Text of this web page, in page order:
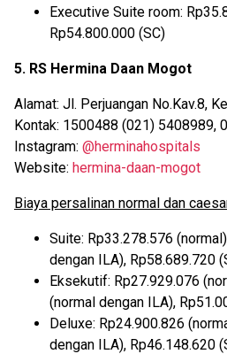
Executive Suite room:
Rp54.800.000 (SC)
5. RS Hermina Daan Mogot
Alamat: Jl. Perjuangan No.Kav.8,
Kontak: 1500488 (021) 5408989,
Instagram: @herminahospitals
Website: hermina-daan-mogot
Biaya persalinan normal dan
Suite: Rp33.278.576
dengan ILA), Rp58.689.720
Eksekutif: Rp27.929.076
(normal dengan ILA),
Deluxe: Rp24.900.826
dengan ILA), Rp46.148.620